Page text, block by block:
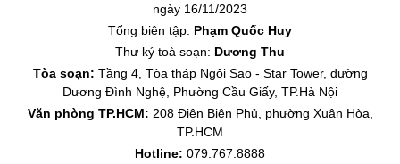
ngày 16/11/2023
Tổng biên tập: Phạm Quốc Huy
Thư ký toà soạn: Dương Thu
Tòa soạn: Tầng 4, Tòa tháp Ngôi Sao - Star Tower, đường
Dương Đình Nghệ, Phường Cầu Giấy, TP.Hà Nội
Văn phòng TP.HCM: 208 Điện Biên Phủ, phường Xuân Hòa,
TP.HCM
Hotline: 079.767.8888